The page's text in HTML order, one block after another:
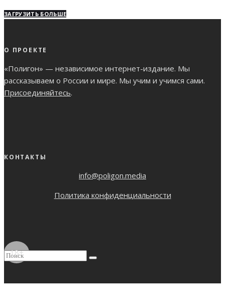
ЗАГРУЗИТЬ БОЛЬШЕ
О ПРОЕКТЕ
«Полигон» — независимое интернет-издание. Мы
рассказываем о России и мире. Мы учим и учимся сами.
Присоединяйтесь.
КОНТАКТЫ
info@poligon.media
Политика конфиденциальности
18+